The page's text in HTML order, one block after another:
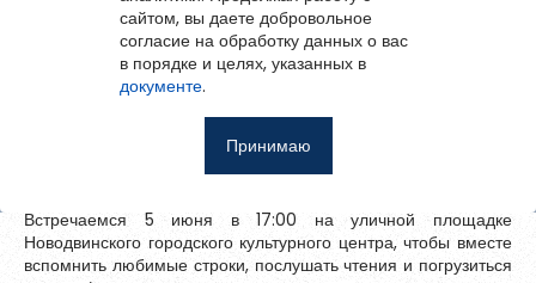
03 июня 2026
Совсем скоро отмечается день рождения Александра
Сергеевича Пушкина — поэта, чьи произведения давно стали
частью русской культуры и продолжают звучать и сегодня.
Приглашаем всех на Пушкинский вечер с участием
литературного объединения «Берег»!
Встречаемся 5 июня в 17:00 на уличной площадке
Новодвинского городского культурного центра, чтобы вместе
вспомнить любимые строки, послушать чтения и погрузиться
сайтом, вы даете добровольное
согласие на обработку данных о вас
в порядке и целях, указанных в
документе.
Принимаю
Ещё
Запомнить меня
Восстановить пароль
Введите эл.почту, привязанную к профилю на портале. На
неё мы отправим ссылку для восстановления пароля.